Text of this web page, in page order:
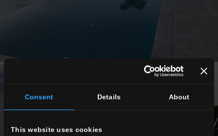
Consent Details About
This website uses cookies